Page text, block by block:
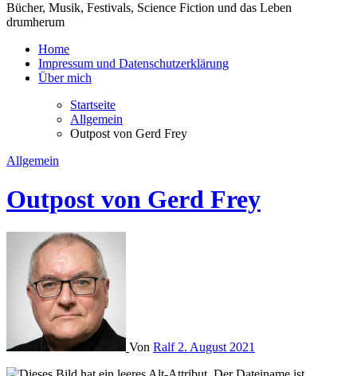
Bücher, Musik, Festivals, Science Fiction und das Leben
drumherum
Home
Impressum und Datenschutzerklärung
Über mich
Startseite
Allgemein
Outpost von Gerd Frey
Allgemein
Outpost von Gerd Frey
Von Ralf 2. August 2021